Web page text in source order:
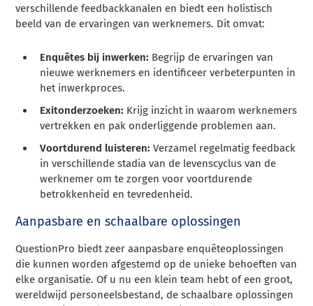
verschillende feedbackkanalen en biedt een holistisch
beeld van de ervaringen van werknemers. Dit omvat:
Enquêtes bij inwerken: Begrijp de ervaringen van
nieuwe werknemers en identificeer verbeterpunten in
het inwerkproces.
Exitonderzoeken: Krijg inzicht in waarom werknemers
vertrekken en pak onderliggende problemen aan.
Voortdurend luisteren:Verzamel regelmatig feedback
in verschillende stadia van de levenscyclus van de
werknemer om te zorgen voor voortdurende
betrokkenheid en tevredenheid.
Aanpasbare en schaalbare oplossingen
QuestionPro biedt zeer aanpasbare enquêteoplossingen
die kunnen worden afgestemd op de unieke behoeften van
elke organisatie. Of u nu een klein team hebt of een groot,
wereldwijd personeelsbestand, de schaalbare oplossingen